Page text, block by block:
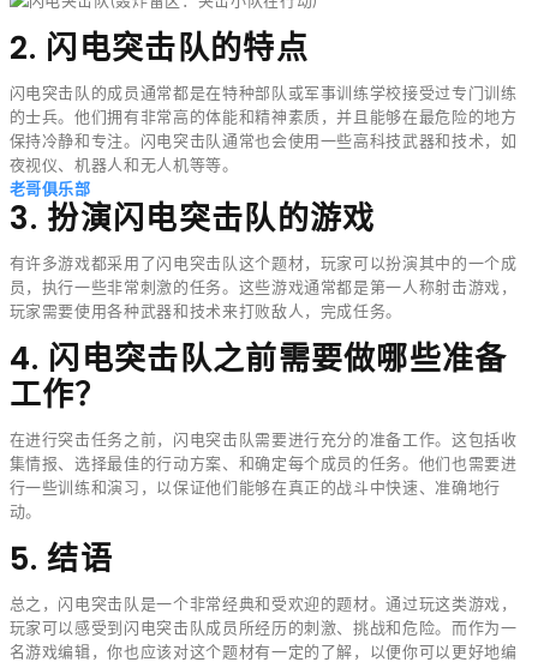
2. 闪电突击队的特点
闪电突击队的成员通常都是在特种部队或军事训练学校接受过专门训练
的士兵。他们拥有非常高的体能和精神素质，并且能够在最危险的地方
保持冷静和专注。闪电突击队通常也会使用一些高科技武器和技术，如
夜视仪、机器人和无人机等等。
老哥俱乐部
3. 扮演闪电突击队的游戏
有许多游戏都采用了闪电突击队这个题材，玩家可以扮演其中的一个成
员，执行一些非常刺激的任务。这些游戏通常都是第一人称射击游戏，
玩家需要使用各种武器和技术来打败敌人，完成任务。
4. 闪电突击队之前需要做哪些准备
工作？
在进行突击任务之前，闪电突击队需要进行充分的准备工作。这包括收
集情报、选择最佳的行动方案、和确定每个成员的任务。他们也需要进
行一些训练和演习，以保证他们能够在真正的战斗中快速、准确地行
动。
5. 结语
总之，闪电突击队是一个非常经典和受欢迎的题材。通过玩这类游戏，
玩家可以感受到闪电突击队成员所经历的刺激、挑战和危险。而作为一
名游戏编辑，你也应该对这个题材有一定的了解，以便你可以更好地编